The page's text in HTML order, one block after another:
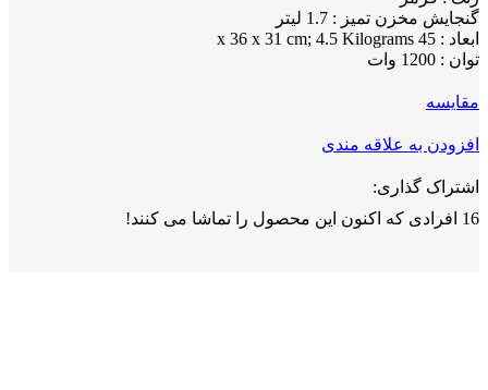
گنجایش مخزن تمیز : 1.7 لیتر
ابعاد : 45 x 36 x 31 cm; 4.5 Kilograms
توان : 1200 وات
مقايسه
افزودن به علاقه مندی
اشتراک گذاری:
16 افرادی که اکنون این محصول را تماشا می کنند!